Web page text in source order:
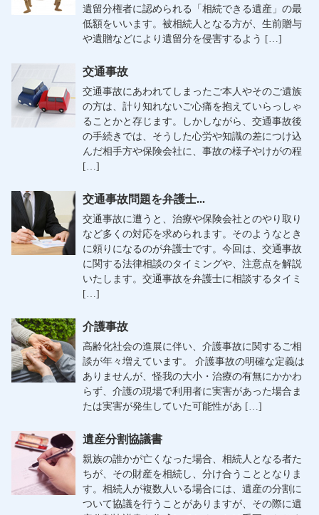
遺留分権者に認められる「相続できる遺産」の最
低額をいいます。被相続人となる方が、生前贈与
や遺贈などにより遺留分を侵害するよう […]
交通事故
交通事故にあわれてしまったご本人やそのご遺族
の方は、計り知れないご心痛を抱えていらっしゃ
ることかと存じます。しかしながら、交通事故後
の手続きでは、そうした心労や知識の差につけ込
んだ相手方や保険会社に、事故の様子やけがの程
[…]
交通事故問題を弁護士...
交通事故に遭うと、治療や保険会社とのやり取り
など多くの対応を求められます。そのようなとき
に頼りになるのが弁護士です。今回は、交通事故
に関する法律相談のタイミングや、注意点を解説
いたします。交通事故を弁護士に相談するタイミ
[…]
介護事故
高齢化社会の進展に伴い、介護事故に関するご相
談が年々増えています。 介護事故の明確な定義は
ありませんが、怪我の大小・治療の有無にかかわ
らず、介護の現場で利用者に実害があった場合ま
たは実害が発生していた可能性があ […]
遺産分割協議書
親族の誰かが亡くなった場合、相続人となる者た
ちが、その財産を相続し、分け合うこととなりま
す。相続人が複数人いる場合には、遺産の分割に
ついて協議を行うことがありますが、その際に遺